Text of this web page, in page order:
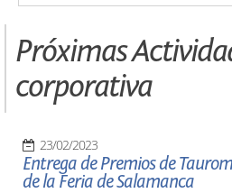
Próximas
corporativa
23/02/2023
Entrega de Premios de
de la Feria de Salamanca